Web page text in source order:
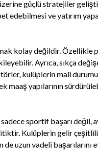
güçlü stratejiler
edebilmesi ve yatırım
kolay değildir. Özellikle
Ayrıca, sıkça
kulüplerin mali
maaş yapılarının
sportif başarı değil,
Kulüplerin gelir
de uzun vadeli